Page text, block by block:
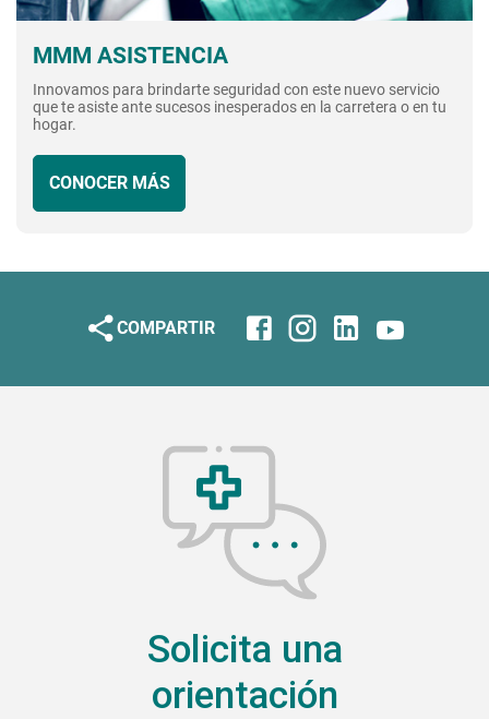
MMM ASISTENCIA
Innovamos para brindarte seguridad con este nuevo servicio
que te asiste ante sucesos inesperados en la carretera o en tu
hogar.
CONOCER MÁS
COMPARTIR
Solicita una
orientación